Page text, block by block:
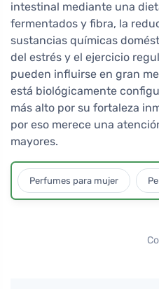
intestinal mediante una
fermentados y fibra, la
sustancias químicas
del estrés y el ejercicio
pueden influirse en gran
está biológicamente
más alto por su fortaleza
por eso merece una
mayores.
Perfumes para mujer